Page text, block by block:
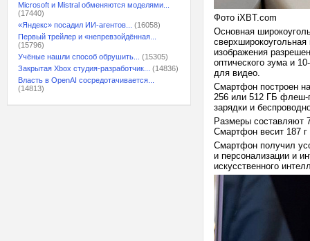
Microsoft и Mistral обменяются моделями...
(17440)
«Яндекс» посадил ИИ-агентов...
(16058)
Первый трейлер и «непревзойдённая...
(15796)
Учёные нашли способ обрушить...
(15305)
Закрытая Xbox студия-разработчик...
(14836)
Власть в OpenAI сосредотачивается...
(14813)
Фото iXBT.com
Основная
изображения
оптического зума и
для видео.
Смартфон построен
256 или 512 ГБ флеш-
зарядки и
Размеры составляют
Смартфон весит 187 г
Смартфон получил
и персонализации и
искусственного